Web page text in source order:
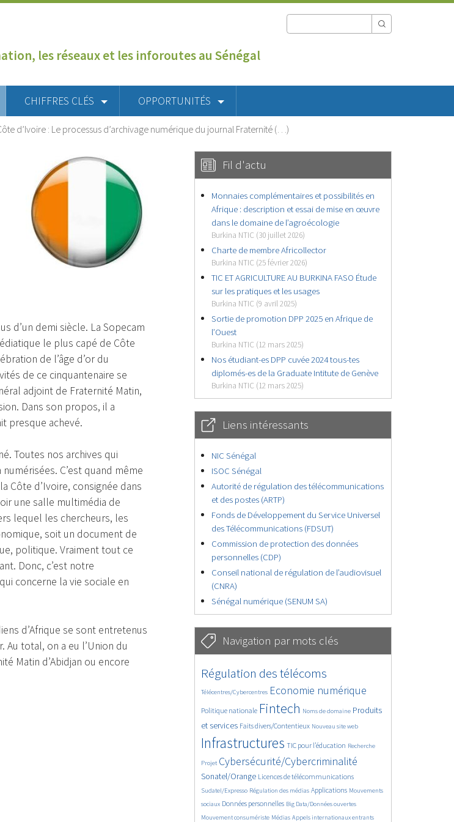
les réseaux et les inforoutes au Sénégal
CHIFFRES CLÉS OPPORTUNITÉS
d’Ivoire : Le processus d’archivage numérique du journal Fraternité (…)
d’un demi siècle. La Sopecam
le plus capé de Côte
de l’âge d’or du
de ce cinquantenaire se
adjoint de Fraternité Matin,
Dans son propos, il a
presque achevé.
Toutes nos archives qui
C’est quand même
Côte d’Ivoire, consignée dans
une salle multimédia de
lequel les chercheurs, les
soit un document de
politique. Vraiment tout ce
Donc, c’est notre
concerne la vie sociale en
d’Afrique se sont entretenus
Au total, on a eu l’Union du
Matin d’Abidjan ou encore
Fil d'actu
Monnaies complémentaires et possibilités en
Afrique : description et essai de mise en œuvre
dans le domaine de l’agroécologie
Burkina NTIC (30 juillet 2026)
Charte de membre Africollector
Burkina NTIC (25 février 2026)
TIC ET AGRICULTURE AU BURKINA FASO Étude
sur les pratiques et les usages
Burkina NTIC (9 avril 2025)
Sortie de promotion DPP 2025 en Afrique de
l’Ouest
Burkina NTIC (12 mars 2025)
Nos étudiant-es DPP cuvée 2024 tous-tes
diplomés-es de la Graduate Intitute de Genève
Burkina NTIC (12 mars 2025)
Liens intéressants
NIC Sénégal
ISOC Sénégal
Autorité de régulation des télécommunications
et des postes (ARTP)
Fonds de Développement du Service Universel
des Télécommunications (FDSUT)
Commission de protection des données
personnelles (CDP)
Conseil national de régulation de l’audiovisuel
(CNRA)
Sénégal numérique (SENUM SA)
Navigation par mots clés
4661/5786
Régulation des télécoms
364/5786
Télécentres/Cybercentres
3802/5786 Economie numérique
1879/5786
Politique nationale
5214/5786 Fintech
690/5786
Noms de domaine
2491/5786
Produits
et services
1623/5786 Faits divers/Contentieux
853/5786 Nouveau site web
5786/5786
Infrastructures
1839/5786
TIC pour l’éducation
206/5786
Recherche
247/5786
Projet
3679/5786Cybersécurité/Cybercriminalité
2337/5786
Sonatel/Orange
1631/5786 Licences de télécommunications
303/5786
Sudatel/Expresso
1019/5786 Régulation des médias
1533/5786 Applications
1246/5786
Mouvements
sociaux
1670/5786Données personnelles
148/5786 Big Data/Données ouvertes
626/5786
Mouvement consumériste
366/5786 Médias
751/5786 Appels internationaux entrants
1762/5786